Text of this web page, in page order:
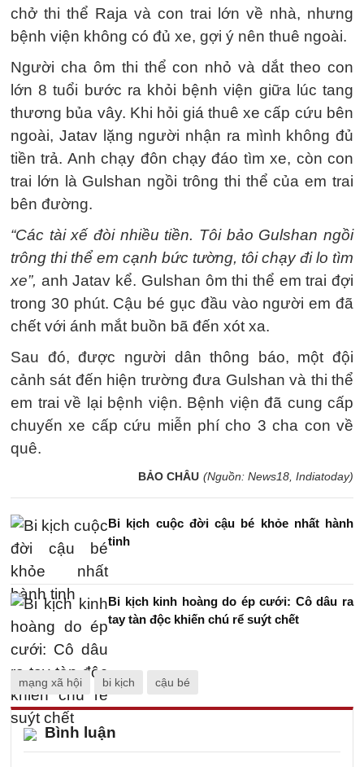
chở thi thể Raja và con trai lớn về nhà, nhưng
bệnh viện không có đủ xe, gợi ý nên thuê ngoài.
Người cha ôm thi thể con nhỏ và dắt theo con
lớn 8 tuổi bước ra khỏi bệnh viện giữa lúc tang
thương bủa vây. Khi hỏi giá thuê xe cấp cứu bên
ngoài, Jatav lặng người nhận ra mình không đủ
tiền trả. Anh chạy đôn chạy đáo tìm xe, còn con
trai lớn là Gulshan ngồi trông thi thể của em trai
bên đường.
“Các tài xế đòi nhiều tiền. Tôi bảo Gulshan ngồi
trông thi thể em cạnh bức tường, tôi chạy đi lo tìm
xe”, anh Jatav kể. Gulshan ôm thi thể em trai đợi
trong 30 phút. Cậu bé gục đầu vào người em đã
chết với ánh mắt buồn bã đến xót xa.
Sau đó, được người dân thông báo, một đội
cảnh sát đến hiện trường đưa Gulshan và thi thể
em trai về lại bệnh viện. Bệnh viện đã cung cấp
chuyến xe cấp cứu miễn phí cho 3 cha con về
quê.
BẢO CHÂU (Nguồn: News18, Indiatoday)
Bi kịch cuộc đời cậu bé khỏe nhất hành
tinh
Bi kịch kinh hoàng do ép cưới: Cô dâu ra
tay tàn độc khiến chú rể suýt chết
mạng xã hội bi kịch cậu bé
Bình luận